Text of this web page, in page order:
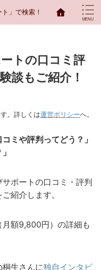
」で検索！
トの口コミ評
談もご紹介！
。詳しくは運営ポリシーへ。
ミや評判ってどう？」
ポートの口コミ・評判
紹介します。
額9,800円）の詳細も
生さんに独自インタビ